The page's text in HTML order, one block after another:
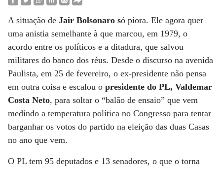
A situação de Jair Bolsonaro só piora. Ele agora quer
uma anistia semelhante à que marcou, em 1979, o
acordo entre os políticos e a ditadura, que salvou
militares do banco dos réus. Desde o discurso na avenida
Paulista, em 25 de fevereiro, o ex-presidente não pensa
em outra coisa e escalou o presidente do PL, Valdemar
Costa Neto, para soltar o “balão de ensaio” que vem
medindo a temperatura política no Congresso para tentar
barganhar os votos do partido na eleição das duas Casas
no ano que vem.
O PL tem 95 deputados e 13 senadores, o que o torna